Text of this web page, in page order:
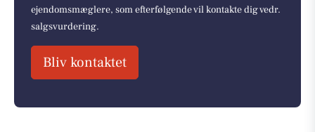
ejendomsmæglere, som efterfølgende vil kontakte dig vedr.
salgsvurdering.
Bliv kontaktet